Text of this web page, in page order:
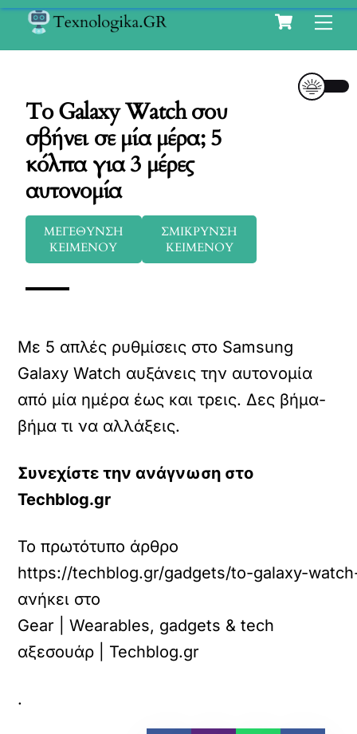
Skip
Cart
Το Galaxy Watch σου
σβήνει σε μία μέρα; 5
κόλπα για 3 μέρες
αυτονομία
ΜΕΓΕΘΥΝΣΗ
ΚΕΙΜΕΝΟΥ
ΣΜΙΚΡΥΝΣΗ
ΚΕΙΜΕΝΟΥ
Με 5 απλές ρυθμίσεις στο Samsung
Galaxy Watch αυξάνεις την αυτονομία
από μία ημέρα έως και τρεις. Δες βήμα-
βήμα τι να αλλάξεις.
Συνεχίστε την ανάγνωση στο
Techblog.gr
Το πρωτότυπο άρθρο
https://techblog.gr/gadgets/to-galaxy-
ανήκει στο
Gear | Wearables, gadgets & tech
αξεσουάρ | Techblog.gr
.